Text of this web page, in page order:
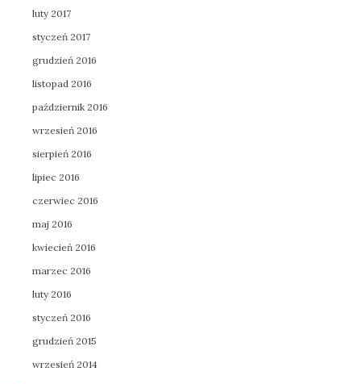
luty 2017
styczeń 2017
grudzień 2016
listopad 2016
październik 2016
wrzesień 2016
sierpień 2016
lipiec 2016
czerwiec 2016
maj 2016
kwiecień 2016
marzec 2016
luty 2016
styczeń 2016
grudzień 2015
wrzesień 2014